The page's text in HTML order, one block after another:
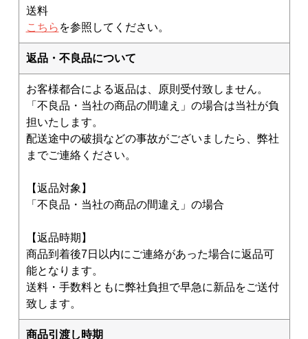
送料
こちら を参照してください。
返品・不良品について
お客様都合による返品は、原則受付致しません。
「不良品・当社の商品の間違え」の場合は当社が負
担いたします。
配送途中の破損などの事故がございましたら、弊社
までご連絡ください。
【返品対象】
「不良品・当社の商品の間違え」の場合
【返品時期】
商品到着後7日以内にご連絡があった場合に返品可
能となります。
送料・手数料ともに弊社負担で早急に新品をご送付
致します。
商品引渡し時期